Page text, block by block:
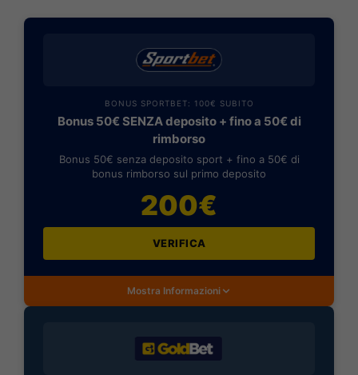
BONUS SPORTBET: 100€ SUBITO
Bonus 50€ SENZA deposito + fino a 50€ di
rimborso
Bonus 50€ senza deposito sport + fino a 50€ di
bonus rimborso sul primo deposito
200€
VERIFICA
Mostra Informazioni